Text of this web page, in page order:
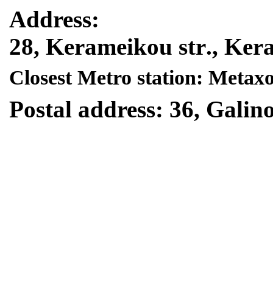
Address:
28, Kerameikou str.,
Closest Metro station:
Postal address: 36,